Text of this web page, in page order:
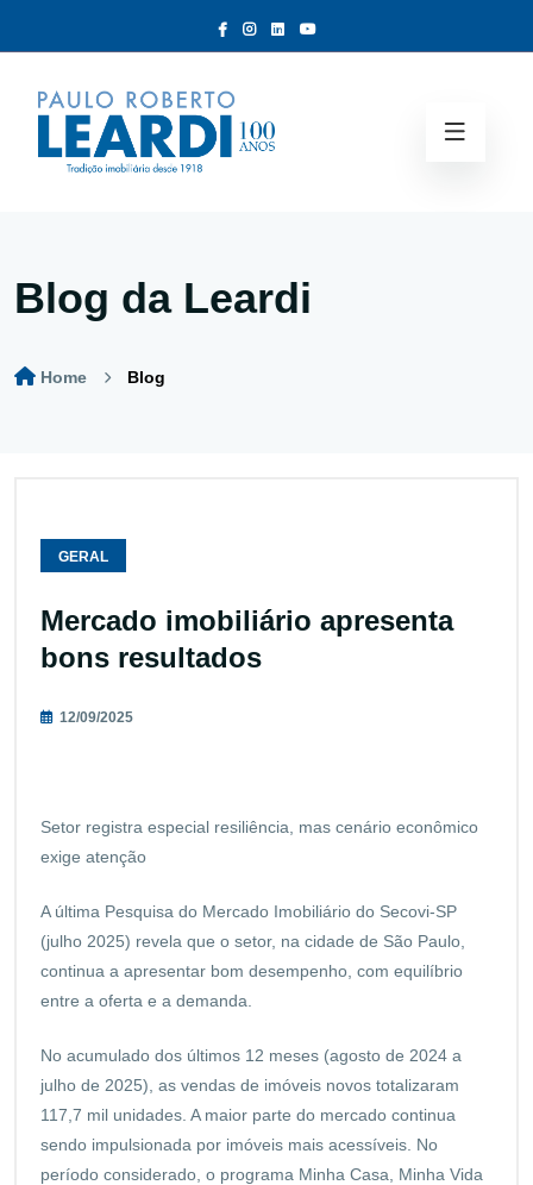
Blog da Leardi
Home Blog
GERAL
Mercado imobiliário apresenta
bons resultados
12/09/2025
Setor registra especial resiliência, mas cenário econômico
exige atenção
A última Pesquisa do Mercado Imobiliário do Secovi-SP
(julho 2025) revela que o setor, na cidade de São Paulo,
continua a apresentar bom desempenho, com equilíbrio
entre a oferta e a demanda.
No acumulado dos últimos 12 meses (agosto de 2024 a
julho de 2025), as vendas de imóveis novos totalizaram
117,7 mil unidades. A maior parte do mercado continua
sendo impulsionada por imóveis mais acessíveis. No
período considerado, o programa Minha Casa, Minha Vida